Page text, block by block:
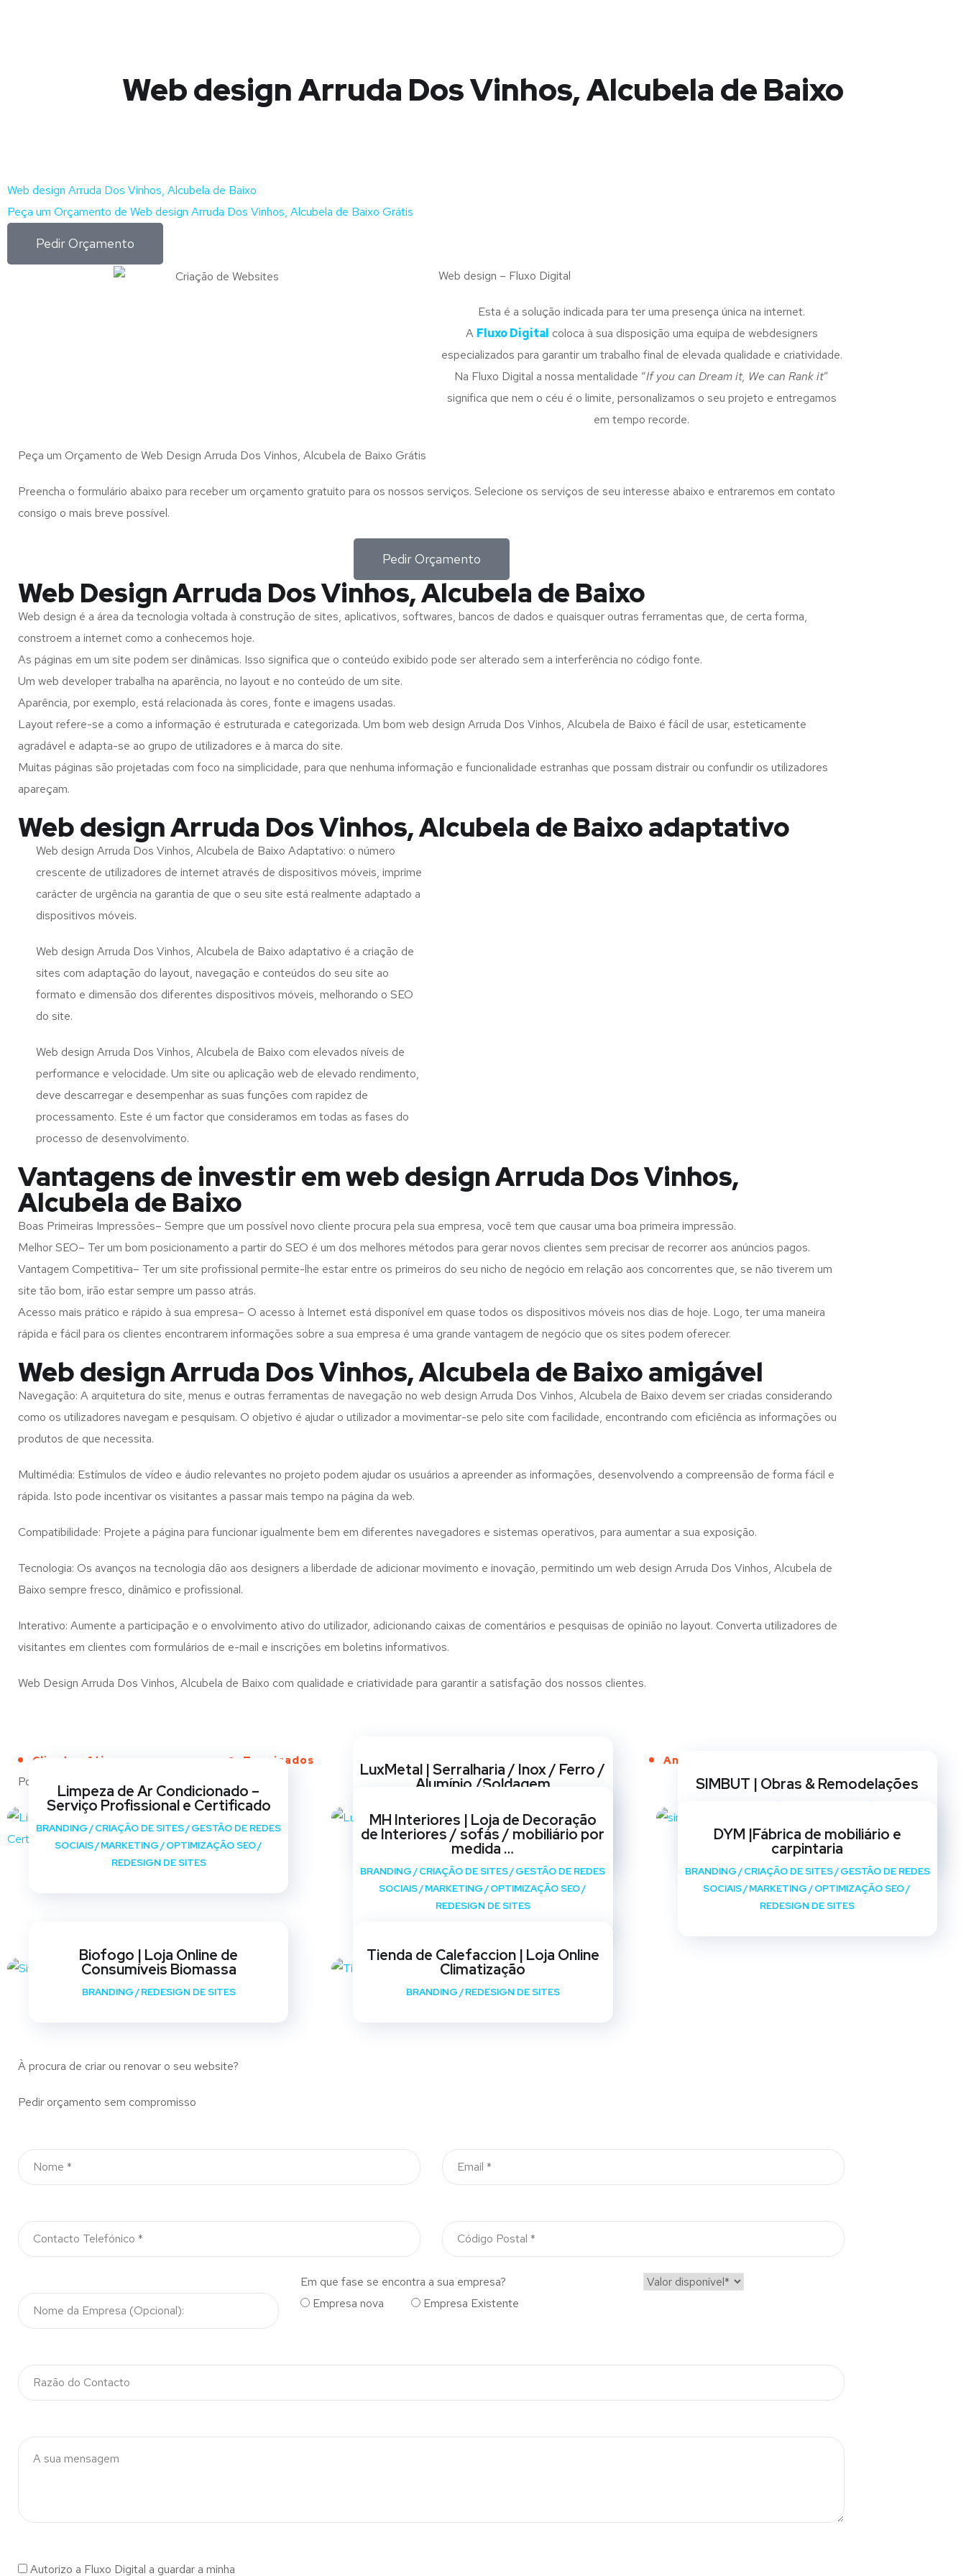
Web design Arruda Dos Vinhos, Alcubela de Baixo
Web design Arruda Dos Vinhos, Alcubela de Baixo
Peça um Orçamento de Web design Arruda Dos Vinhos, Alcubela de Baixo Grátis
Pedir Orçamento
Web design – Fluxo Digital
Esta é a solução indicada para ter uma presença única na internet.
A Fluxo Digital coloca à sua disposição uma equipa de webdesigners
especializados para garantir um trabalho final de elevada qualidade e criatividade.
Na Fluxo Digital a nossa mentalidade “If you can Dream it, We can Rank it”
significa que nem o céu é o limite, personalizamos o seu projeto e entregamos
em tempo recorde.
Peça um Orçamento de Web Design Arruda Dos Vinhos, Alcubela de Baixo Grátis
Preencha o formulário abaixo para receber um orçamento gratuito para os nossos serviços. Selecione os serviços de seu interesse abaixo e entraremos em contato
consigo o mais breve possível.
Pedir Orçamento
Web Design Arruda Dos Vinhos, Alcubela de Baixo
Web design é a área da tecnologia voltada à construção de sites, aplicativos, softwares, bancos de dados e quaisquer outras ferramentas que, de certa forma,
constroem a internet como a conhecemos hoje.
As páginas em um site podem ser dinâmicas. Isso significa que o conteúdo exibido pode ser alterado sem a interferência no código fonte.
Um web developer trabalha na aparência, no layout e no conteúdo de um site.
Aparência, por exemplo, está relacionada às cores, fonte e imagens usadas.
Layout refere-se a como a informação é estruturada e categorizada. Um bom web design Arruda Dos Vinhos, Alcubela de Baixo é fácil de usar, esteticamente
agradável e adapta-se ao grupo de utilizadores e à marca do site.
Muitas páginas são projetadas com foco na simplicidade, para que nenhuma informação e funcionalidade estranhas que possam distrair ou confundir os utilizadores
apareçam.
Web design Arruda Dos Vinhos, Alcubela de Baixo adaptativo
Web design Arruda Dos Vinhos, Alcubela de Baixo Adaptativo: o número
crescente de utilizadores de internet através de dispositivos móveis, imprime
carácter de urgência na garantia de que o seu site está realmente adaptado a
dispositivos móveis.
Web design Arruda Dos Vinhos, Alcubela de Baixo adaptativo é a criação de
sites com adaptação do layout, navegação e conteúdos do seu site ao
formato e dimensão dos diferentes dispositivos móveis, melhorando o SEO
do site.
Web design Arruda Dos Vinhos, Alcubela de Baixo com elevados níveis de
performance e velocidade. Um site ou aplicação web de elevado rendimento,
deve descarregar e desempenhar as suas funções com rapidez de
processamento. Este é um factor que consideramos em todas as fases do
processo de desenvolvimento.
Vantagens de investir em web design Arruda Dos Vinhos,
Alcubela de Baixo
Boas Primeiras Impressões– Sempre que um possível novo cliente procura pela sua empresa, você tem que causar uma boa primeira impressão.
Melhor SEO– Ter um bom posicionamento a partir do SEO é um dos melhores métodos para gerar novos clientes sem precisar de recorrer aos anúncios pagos.
Vantagem Competitiva– Ter um site profissional permite-lhe estar entre os primeiros do seu nicho de negócio em relação aos concorrentes que, se não tiverem um
site tão bom, irão estar sempre um passo atrás.
Acesso mais prático e rápido à sua empresa– O acesso à Internet está disponível em quase todos os dispositivos móveis nos dias de hoje. Logo, ter uma maneira
rápida e fácil para os clientes encontrarem informações sobre a sua empresa é uma grande vantagem de negócio que os sites podem oferecer.
Web design Arruda Dos Vinhos, Alcubela de Baixo amigável
Navegação: A arquitetura do site, menus e outras ferramentas de navegação no web design Arruda Dos Vinhos, Alcubela de Baixo devem ser criadas considerando
como os utilizadores navegam e pesquisam. O objetivo é ajudar o utilizador a movimentar-se pelo site com facilidade, encontrando com eficiência as informações ou
produtos de que necessita.
Multimédia: Estímulos de vídeo e áudio relevantes no projeto podem ajudar os usuários a apreender as informações, desenvolvendo a compreensão de forma fácil e
rápida. Isto pode incentivar os visitantes a passar mais tempo na página da web.
Compatibilidade: Projete a página para funcionar igualmente bem em diferentes navegadores e sistemas operativos, para aumentar a sua exposição.
Tecnologia: Os avanços na tecnologia dão aos designers a liberdade de adicionar movimento e inovação, permitindo um web design Arruda Dos Vinhos, Alcubela de
Baixo sempre fresco, dinâmico e profissional.
Interativo: Aumente a participação e o envolvimento ativo do utilizador, adicionando caixas de comentários e pesquisas de opinião no layout. Converta utilizadores de
visitantes em clientes com formulários de e-mail e inscrições em boletins informativos.
Web Design Arruda Dos Vinhos, Alcubela de Baixo com qualidade e criatividade para garantir a satisfação dos nossos clientes.
Clientes Ativos Terminados Anos de Serviço
Portfólio
Limpeza de Ar Condicionado –
Serviço Profissional e Certificado
BRANDING/CRIAÇÃO DE SITES/GESTÃO DE REDES
SOCIAIS/MARKETING/OPTIMIZAÇÃO SEO/
REDESIGN DE SITES
LuxMetal | Serralharia / Inox / Ferro /
Alumínio /Soldagem
SOCIAIS/ MARKETING/OPTIMIZAÇÃO SEO/
REDESIGN DE SITES
SIMBUT | Obras & Remodelações
REDESIGN DE SITES
MH Interiores | Loja de Decoração
de Interiores / sofás / mobiliário por
medida …
BRANDING /CRIAÇÃO DE SITES/GESTÃO DE REDES
SOCIAIS/MARKETING/OPTIMIZAÇÃO SEO/
REDESIGN DE SITES
DYM |Fábrica de mobiliário e
carpintaria
BRANDING/CRIAÇÃO DE SITES/GESTÃO DE REDES
SOCIAIS/MARKETING/OPTIMIZAÇÃO SEO/
REDESIGN DE SITES
Biofogo | Loja Online de
Consumíveis Biomassa
BRANDING/REDESIGN DE SITES
Tienda de Calefaccion | Loja Online
Climatização
BRANDING/REDESIGN DE SITES
À procura de criar ou renovar o seu website?
Pedir orçamento sem compromisso
Em que fase se encontra a sua empresa?
Empresa nova
Empresa Existente
Autorizo a Fluxo Digital a guardar a minha